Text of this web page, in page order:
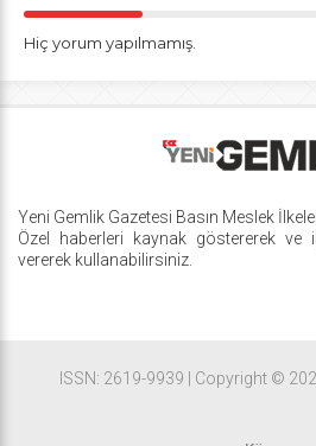
Hiç yorum yapılmamış.
Yeni Gemlik Gazetesi Basın Meslek
Özel haberleri kaynak göstererek ve
vererek kullanabilirsiniz.
ISSN: 2619-9939 | Copyright ©